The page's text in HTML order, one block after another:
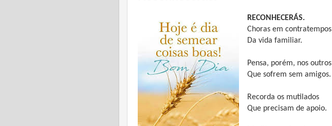
RECONHECERÁS.
Choras em contratempos
Da vida familiar.
Pensa, porém, nos outros
Que sofrem sem amigos.
Recorda os mutilados
Que precisam de apoio.